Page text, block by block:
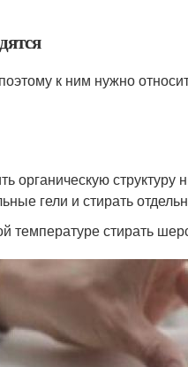
к ним нужно
структуру
гели и стирать
температуре стирать